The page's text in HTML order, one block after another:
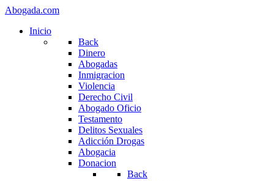
Abogada.com
Inicio
Back
Dinero
Abogadas
Inmigracion
Violencia
Derecho Civil
Abogado Oficio
Testamento
Delitos Sexuales
Adicción Drogas
Abogacia
Donacion
Back